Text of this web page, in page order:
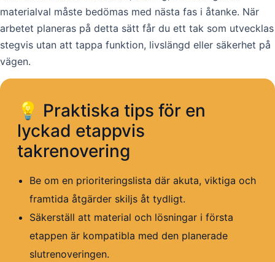
materialval måste bedömas med nästa fas i åtanke. När
arbetet planeras på detta sätt får du ett tak som utvecklas
stegvis utan att tappa funktion, livslängd eller säkerhet på
vägen.
💡 Praktiska tips för en
lyckad etappvis
takrenovering
Be om en prioriteringslista där akuta, viktiga och
framtida åtgärder skiljs åt tydligt.
Säkerställ att material och lösningar i första
etappen är kompatibla med den planerade
slutrenoveringen.